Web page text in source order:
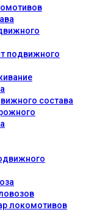
подвижного
состава
локомотивов